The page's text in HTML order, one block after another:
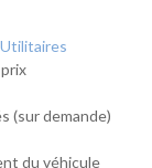
les
de
Naolib et
pouvez
Utilitaires
(sur demande)
du véhicule